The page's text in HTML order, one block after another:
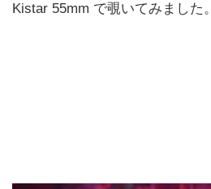
Kistar 55mm で覗いてみました。